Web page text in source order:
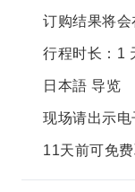
订购结果将
行程时长：1
日本語 导览
现场请出示电
11天前可免